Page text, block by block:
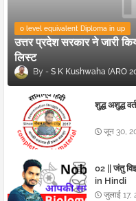
o level equivalent Diploma in up
उत्तर प्रदेश सरकार ने जारी
लिस्ट
S K Kushwaha (ARO
शुद्ध अशुद्ध
जून 30,
02 || जंतु
in Hindi
जुलाई 17,